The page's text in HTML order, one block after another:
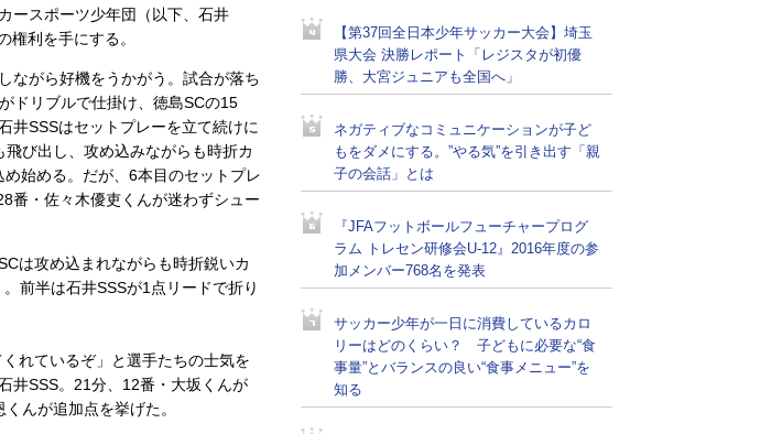
ースポーツ少年団（以下、石井
利を手にする。
ながら好機をうかがう。試合が落ち
ドリブルで仕掛け、徳島SCの15
井SSSはセットプレーを立て続けに
び出し、攻め込みながらも時折カ
始める。だが、6本目のセットプレ
番・佐々木優吏くんが迷わずシュー
は攻め込まれながらも時折鋭いカ
前半は石井SSSが1点リードで折り
れているぞ」と選手たちの士気を
井SSS。21分、12番・大坂くんが
んが追加点を挙げた。
【第37回全日本少年サッカー大会】埼玉
県大会 決勝レポート「レジスタが初優
勝、大宮ジュニアも全国へ」
ネガティブなコミュニケーションが子ど
もをダメにする。”やる気”を引き出す「親
子の会話」とは
『JFAフットボールフューチャープログ
ラム トレセン研修会U-12』2016年度の参
加メンバー768名を発表
サッカー少年が一日に消費しているカロ
リーはどのくらい？ 子どもに必要な“食
事量”とバランスの良い“食事メニュー”を
知る